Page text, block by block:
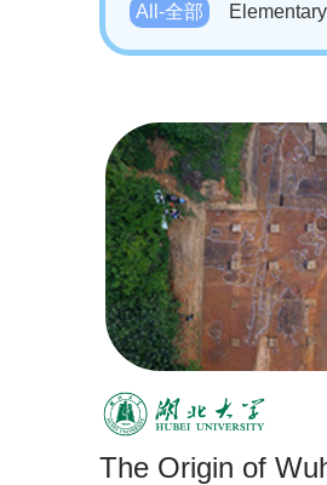
All-全部
The Origin of